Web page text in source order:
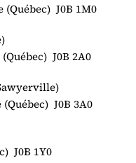
J0B 1M0
J0B 2A0
J0B 3A0
J0B 1Y0